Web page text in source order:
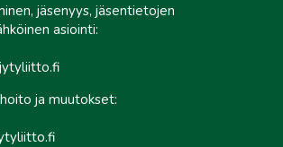
jäsenyys, jäsentietojen
asiointi:
ja muutokset: